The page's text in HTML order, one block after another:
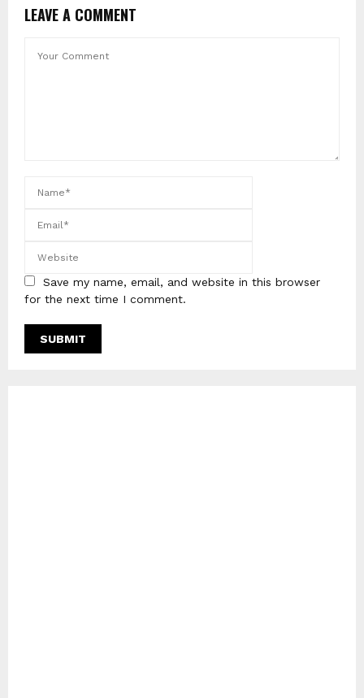
LEAVE A COMMENT
Save my name, email, and website in this browser
for the next time I comment.